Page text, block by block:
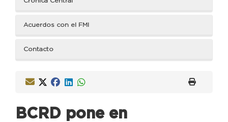
Acuerdos con el FMI
Contacto
BCRD pone en